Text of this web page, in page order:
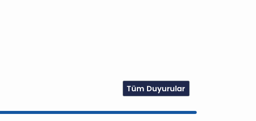
Tüm Duyurular